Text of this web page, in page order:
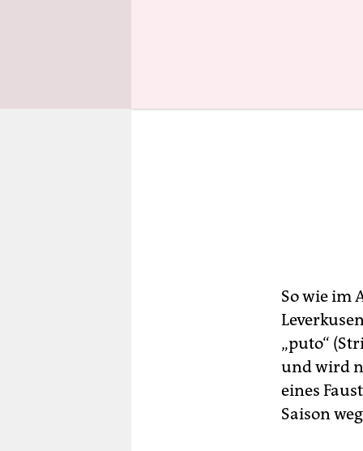
So wie im
„puto“
und wird
eines
Saison